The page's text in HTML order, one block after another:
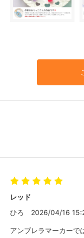
レッド
ひろ
2026/04/16
アンブレラマーカーで